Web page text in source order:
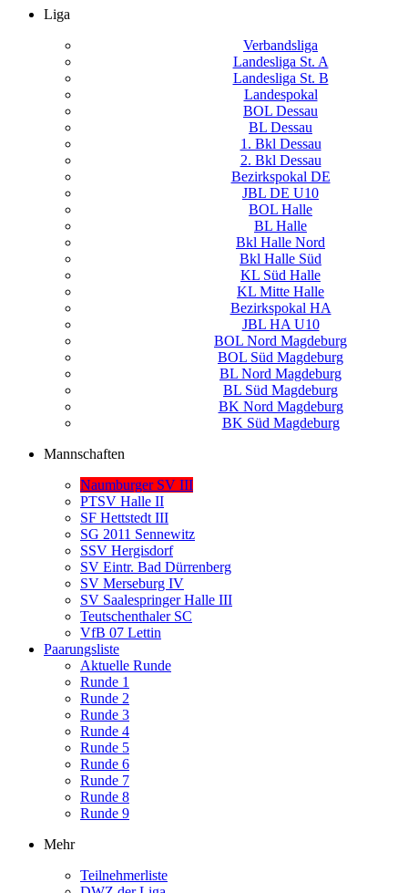
Liga
Verbandsliga
Landesliga St. A
Landesliga St. B
Landespokal
BOL Dessau
BL Dessau
1. Bkl Dessau
2. Bkl Dessau
Bezirkspokal DE
JBL DE U10
BOL Halle
BL Halle
Bkl Halle Nord
Bkl Halle Süd
KL Süd Halle
KL Mitte Halle
Bezirkspokal HA
JBL HA U10
BOL Nord Magdeburg
BOL Süd Magdeburg
BL Nord Magdeburg
BL Süd Magdeburg
BK Nord Magdeburg
BK Süd Magdeburg
Mannschaften
Naumburger SV III
PTSV Halle II
SF Hettstedt III
SG 2011 Sennewitz
SSV Hergisdorf
SV Eintr. Bad Dürrenberg
SV Merseburg IV
SV Saalespringer Halle III
Teutschenthaler SC
VfB 07 Lettin
Paarungsliste
Aktuelle Runde
Runde 1
Runde 2
Runde 3
Runde 4
Runde 5
Runde 6
Runde 7
Runde 8
Runde 9
Mehr
Teilnehmerliste